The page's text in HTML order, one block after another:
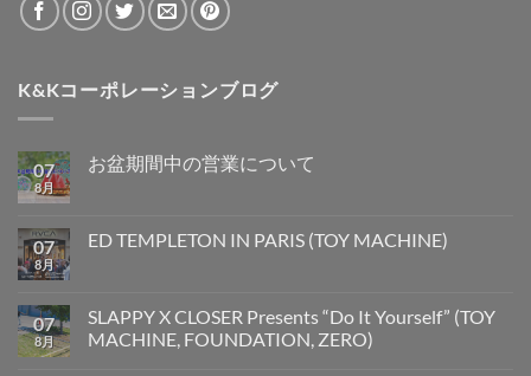
K&Kコーポレーションブログ
07
8月
お盆期間中の営業について
07
8月
ED TEMPLETON IN PARIS (TOY MACHINE)
07
8月
SLAPPY X CLOSER Presents “Do It Yourself” (TOY
MACHINE, FOUNDATION, ZERO)